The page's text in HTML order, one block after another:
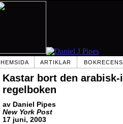
HEMSIDA ARTIKLAR
Kastar bort den
regelboken
av Daniel Pipes
New York Post
17 juni, 2003